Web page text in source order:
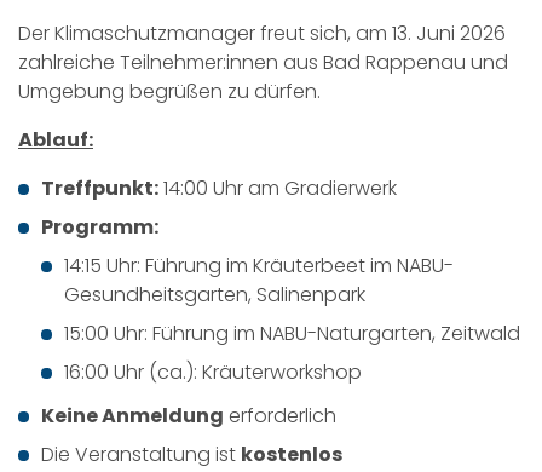
Der Klimaschutzmanager freut sich, am 13. Juni 2026
zahlreiche Teilnehmer:innen aus Bad Rappenau und
Umgebung begrüßen zu dürfen.
Ablauf:
Treffpunkt:14:00 Uhr am Gradierwerk
Programm:
14:15 Uhr: Führung im Kräuterbeet im NABU-
Gesundheitsgarten, Salinenpark
15:00 Uhr: Führung im NABU-Naturgarten, Zeitwald
16:00 Uhr (ca.): Kräuterworkshop
Keine Anmeldung erforderlich
Die Veranstaltung ist kostenlos